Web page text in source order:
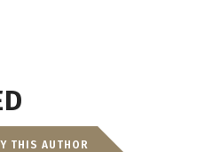
THIS AUTHOR